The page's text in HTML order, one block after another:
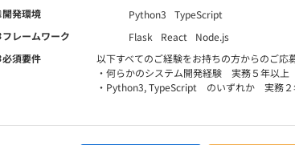
開発環境
Python3
TypeScript
フレームワーク
Flask React
Node.js
必須要件
以下すべてのご経験をお持ちの方からのご応
・何らかのシステム開発経験 実務５年以上
・Python3, TypeScript のいずれか 実務２